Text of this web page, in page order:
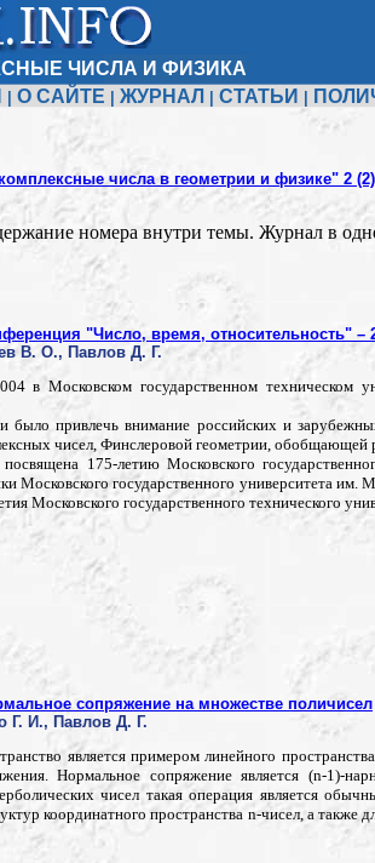
ЧИСЛА И ФИЗИКА
О САЙТЕ ЖУРНАЛ СТАТЬИ
числа в геометрии и физике" 2
номера внутри темы. Журнал в
"Число, время, относительность" –
В. О., Павлов Д. Г.
в Московском государственном техническом
было привлечь внимание российских и
чисел, Финслеровой геометрии, обобщающей
175-летию Московского
Московского государственного университета
Московского государственного технического
сопряжение на множестве поличисел
Г. И., Павлов Д. Г.
является примером линейного
Нормальное сопряжение является (n-1)-
чисел такая операция является
координатного пространства n-чисел, а также